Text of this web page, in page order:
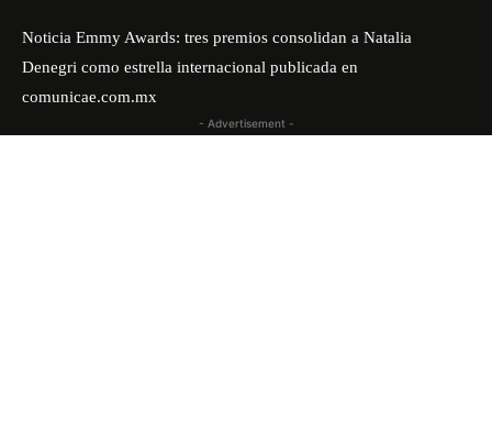
Noticia Emmy Awards: tres premios consolidan a Natalia
Denegri como estrella internacional publicada en
comunicae.com.mx
- Advertisement -